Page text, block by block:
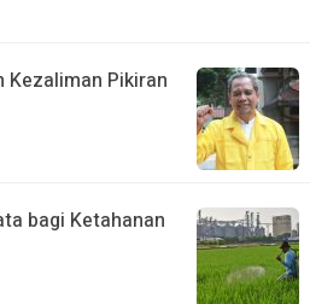
Kezaliman Pikiran
bagi Ketahanan